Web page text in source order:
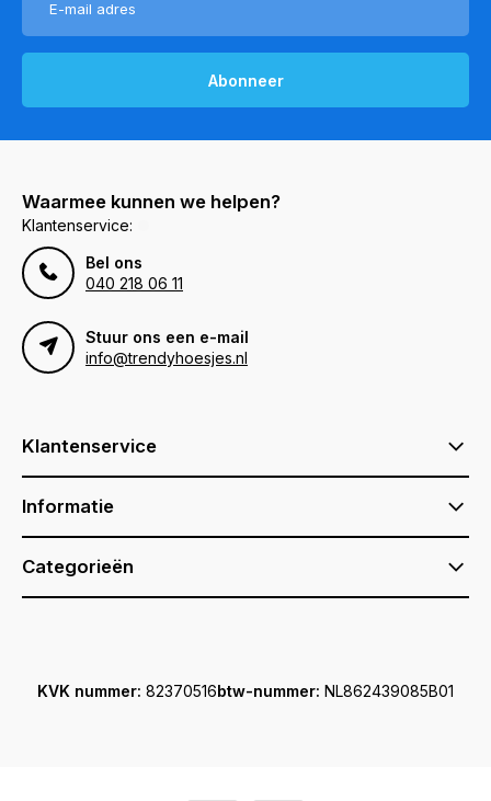
Abonneer
Waarmee kunnen we helpen?
Klantenservice:
Bel ons
040 218 06 11
Stuur ons een e-mail
info@trendyhoesjes.nl
Klantenservice
Informatie
Categorieën
KVK nummer: 82370516btw-nummer: NL862439085B01